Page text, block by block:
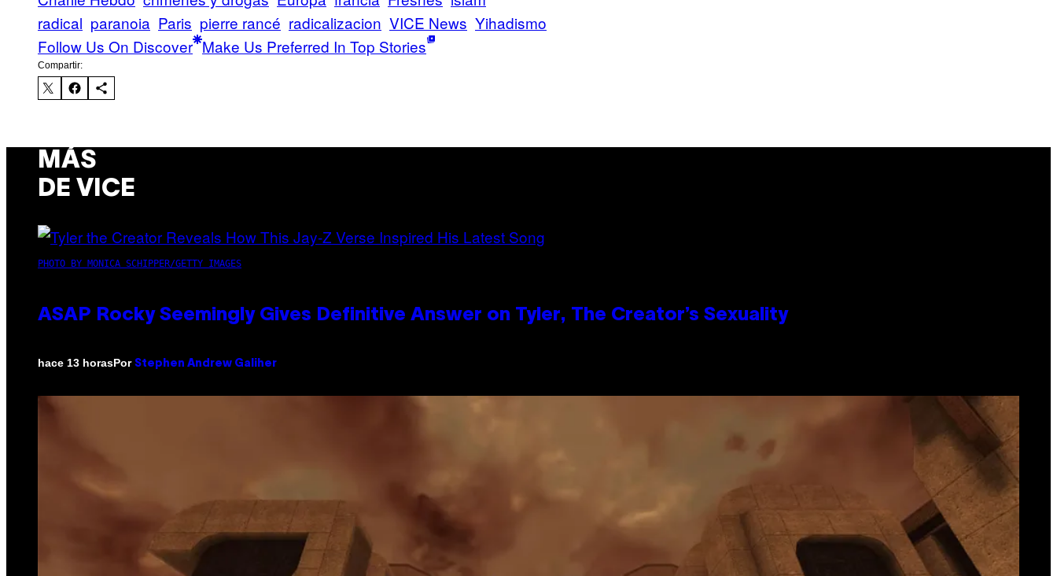
radical paranoia Paris pierre rancé radicalizacion VICE News Yihadismo
Follow Us On Discover Make Us Preferred In Top Stories
Compartir:
MÁS
DE VICE
PHOTO BY MONICA SCHIPPER/GETTY IMAGES
ASAP Rocky Seemingly Gives Definitive Answer on Tyler, The Creator’s Sexuality
hace 13 horasPor Stephen Andrew Galiher